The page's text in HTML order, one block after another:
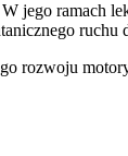
jego
rozwoju